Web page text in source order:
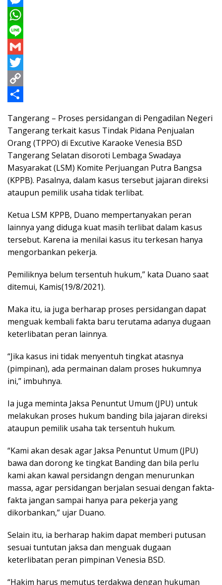
a
c
e
b
o
o
M
e
s
s
e
n
e
r
W
h
a
t
s
p
p
L
n
e
G
m
a
l
T
w
t
t
e
r
C
p
y
L
i
n
h
a
r
e
Tangerang – Proses persidangan di Pengadilan Negeri
Tangerang terkait kasus Tindak Pidana Penjualan
Orang (TPPO) di Excutive Karaoke Venesia BSD
Tangerang Selatan disoroti Lembaga Swadaya
Masyarakat (LSM) Komite Perjuangan Putra Bangsa
(KPPB). Pasalnya, dalam kasus tersebut jajaran direksi
ataupun pemilik usaha tidak terlibat.
Ketua LSM KPPB, Duano mempertanyakan peran
lainnya yang diduga kuat masih terlibat dalam kasus
tersebut. Karena ia menilai kasus itu terkesan hanya
mengorbankan pekerja.
Pemiliknya belum tersentuh hukum,” kata Duano saat
ditemui, Kamis(19/8/2021).
Maka itu, ia juga berharap proses persidangan dapat
menguak kembali fakta baru terutama adanya dugaan
keterlibatan peran lainnya.
“Jika kasus ini tidak menyentuh tingkat atasnya
(pimpinan), ada permainan dalam proses hukumnya
ini,” imbuhnya.
Ia juga meminta Jaksa Penuntut Umum (JPU) untuk
melakukan proses hukum banding bila jajaran direksi
ataupun pemilik usaha tak tersentuh hukum.
“Kami akan desak agar Jaksa Penuntut Umum (JPU)
bawa dan dorong ke tingkat Banding dan bila perlu
kami akan kawal persidangn dengan menurunkan
massa, agar persidangan berjalan sesuai dengan fakta-
fakta jangan sampai hanya para pekerja yang
dikorbankan,” ujar Duano.
Selain itu, ia berharap hakim dapat memberi putusan
sesuai tuntutan jaksa dan menguak dugaan
keterlibatan peran pimpinan Venesia BSD.
“Hakim harus memutus terdakwa dengan hukuman